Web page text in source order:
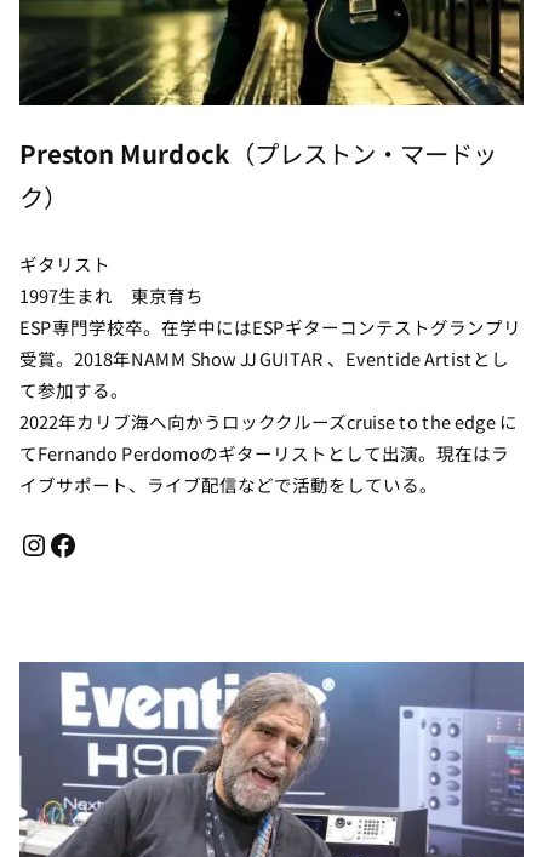
Preston Murdock （プレストン・マードッ
ク）
ギタリスト
1997生まれ 東京育ち
ESP専門学校卒。在学中にはESPギターコンテストグランプリ
受賞。2018年NAMM Show JJ GUITAR 、Eventide Artistとし
て参加する。
2022年カリブ海へ向かうロッククルーズcruise to the edge に
てFernando Perdomoのギターリストとして出演。現在はラ
イブサポート、ライブ配信などで活動をしている。
InstagramFacebook